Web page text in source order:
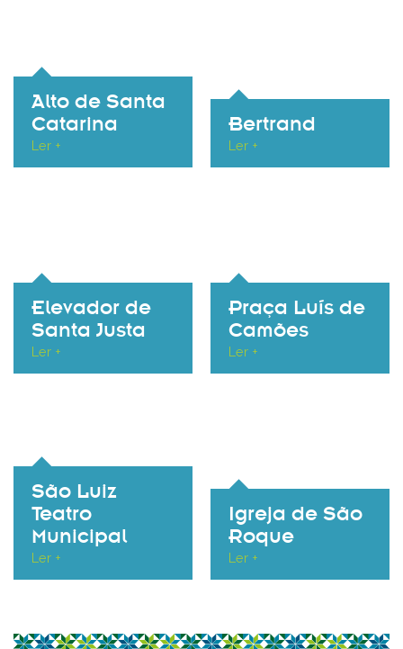
Alto de Santa
Catarina
Ler +
Bertrand
Ler +
Elevador de
Santa Justa
Ler +
Praça Luís de
Camões
Ler +
São Luiz
Teatro
Municipal
Ler +
Igreja de São
Roque
Ler +